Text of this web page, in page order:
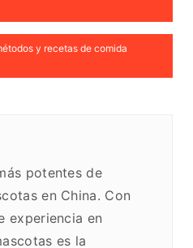
y recetas de comida
potentes de
en China. Con
experiencia en
es la